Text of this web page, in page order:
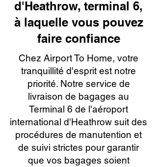
d'Heathrow, terminal 6,
à laquelle vous pouvez
faire confiance
Chez Airport To Home, votre
tranquillité d'esprit est notre
priorité. Notre service de
livraison de bagages au
Terminal 6 de l'aéroport
international d'Heathrow suit des
procédures de manutention et
de suivi strictes pour garantir
que vos bagages soient